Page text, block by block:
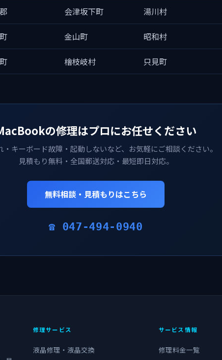
会津坂下町 湯川村
金山町 昭和村
檜枝岐村 只見町
の修理はプロにお任せください
・キーボード故障・起動しないなど、お気軽にご相談ください。
見積もり無料・全国郵送対応・最短即日対応。
無料相談・見積もりはこちら
☎ 047-494-0940
修理サービス
液晶修理・液晶交換
サービス情報
修理料金一覧